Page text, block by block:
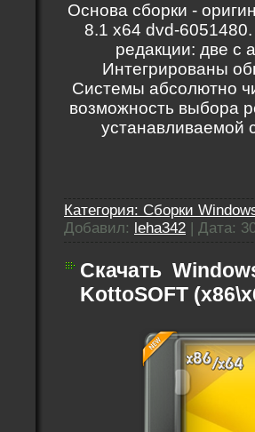
Основа сборки -
8.1 x64 dvd-
редакции: две с
Интегрированы
Системы абсолютно
возможность выбора
устанавливаемой
Категория: Сборки
Добавил: leha342 Дата:
Скачать
KottoSOFT